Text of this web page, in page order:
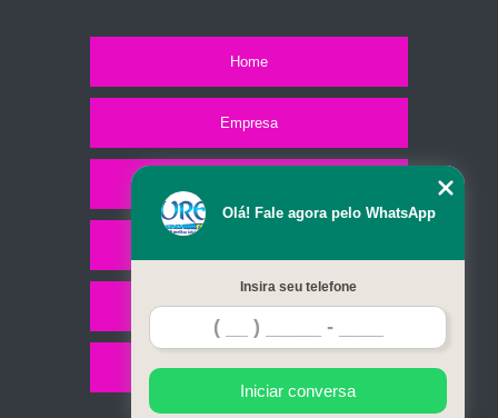
Home
Empresa
Contato
Mapa do site
Olá! Fale agora pelo WhatsApp
Insira seu telefone
Iniciar conversa